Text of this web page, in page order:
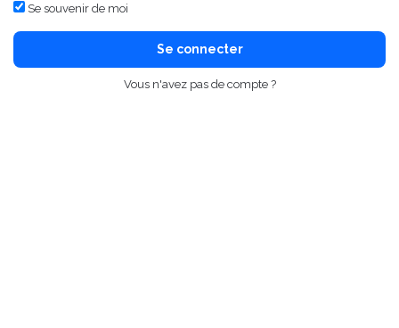
Se souvenir de moi
Se connecter
Vous n'avez pas de compte ?